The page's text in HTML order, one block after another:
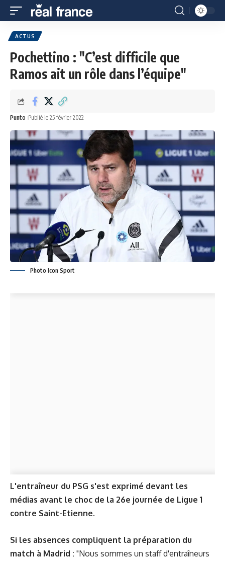
ACTUS
Pochettino : "C’est difficile que
Ramos ait un rôle dans l’équipe"
Punto Publié le 25 février 2022
Photo Icon Sport
L'entraîneur du PSG s'est exprimé devant les
médias avant le choc de la 26e journée de Ligue 1
contre Saint-Etienne.
Si les absences compliquent la préparation du
match à Madrid : "Nous sommes un staff d'entraîneurs